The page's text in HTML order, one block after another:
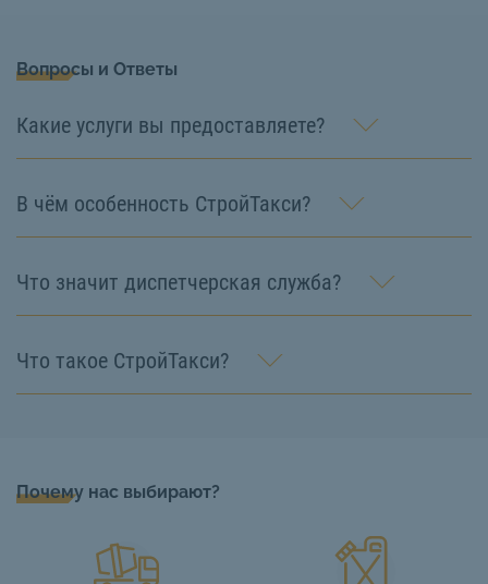
Вопросы и Ответы
Какие услуги вы предоставляете?
В чём особенность СтройТакси?
Что значит диспетчерская служба?
Что такое СтройТакси?
Почему нас выбирают?